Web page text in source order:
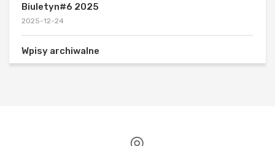
Biuletyn#6 2025
2025-12-24
Wpisy archiwalne